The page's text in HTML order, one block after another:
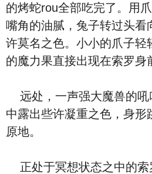
的烤蛇rou全部吃完了。用
嘴角的油腻，兔子转过头看
许莫名之色。小小的爪子轻
的魔力果直接出现在索罗身
远处，一声强大魔兽的吼
中露出些许凝重之色，身形
原地。
正处于冥想状态之中的索